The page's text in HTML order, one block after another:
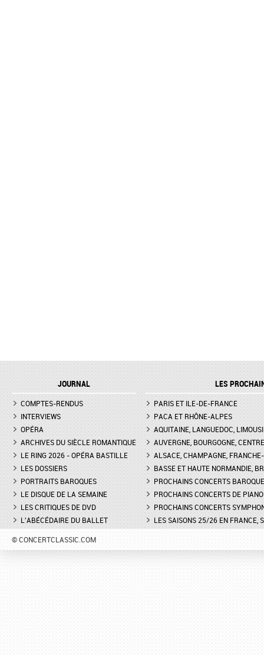
JOURNAL
COMPTES-RENDUS
INTERVIEWS
OPÉRA
ARCHIVES DU SIÈCLE ROMANTIQUE
LE RING 2026 - OPÉRA BASTILLE
LES DOSSIERS
PORTRAITS BAROQUES
LE DISQUE DE LA SEMAINE
LES CRITIQUES DE DVD
L'ABÉCÉDAIRE DU BALLET
LES
PARIS ET ILE-DE-FRANCE
PACA ET RHÔNE-ALPES
AQUITAINE, LANGUEDOC,
AUVERGNE, BOURGOGNE, CENTRE
ALSACE, CHAMPAGNE,
BASSE ET HAUTE NORMANDIE,
PROCHAINS CONCERTS
PROCHAINS CONCERTS DE PIANO
PROCHAINS CONCERTS
LES SAISONS 25/26 EN FRANCE,
© CONCERTCLASSIC.COM